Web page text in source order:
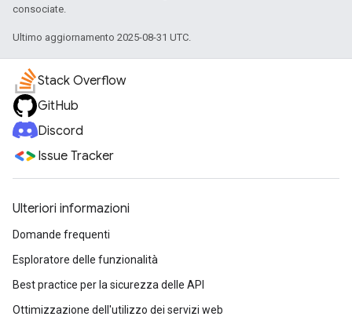
consociate.
Ultimo aggiornamento 2025-08-31 UTC.
Stack Overflow
GitHub
Discord
Issue Tracker
Ulteriori informazioni
Domande frequenti
Esploratore delle funzionalità
Best practice per la sicurezza delle API
Ottimizzazione dell'utilizzo dei servizi web